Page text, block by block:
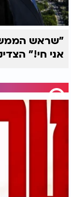
"שראש
אני חי!"